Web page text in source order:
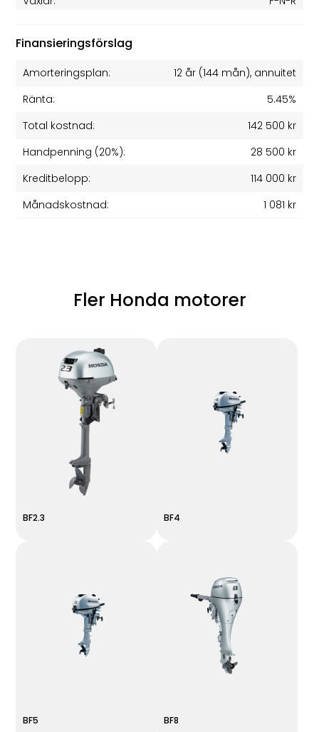
Finansieringsförslag
Amorteringsplan: 12 år(144mån), annuitet
Ränta:
5.45%
Total kostnad:
142 500 kr
Handpenning (20%):
28 500 kr
Kreditbelopp:
114 000 kr
Månadskostnad:
1 081 kr
Fler Honda motorer
BF2.3 BF4
BF5 BF8